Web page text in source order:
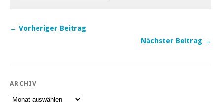
← Vorheriger Beitrag
Nächster Beitrag →
ARCHIV
Archiv